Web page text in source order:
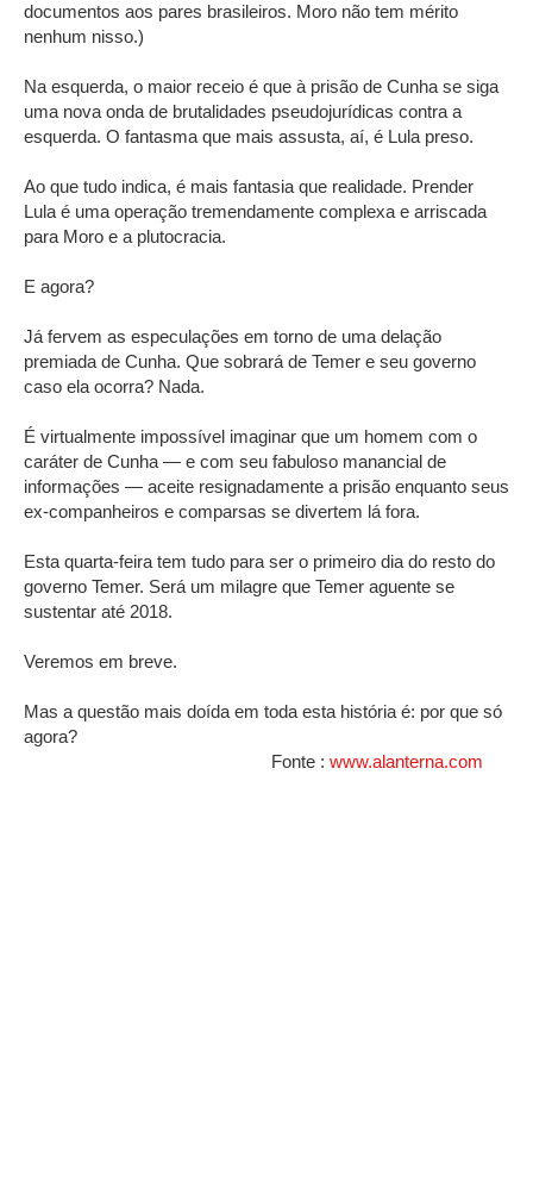
documentos aos pares brasileiros. Moro não tem mérito
nenhum nisso.)
Na esquerda, o maior receio é que à prisão de Cunha se siga
uma nova onda de brutalidades pseudojurídicas contra a
esquerda. O fantasma que mais assusta, aí, é Lula preso.
Ao que tudo indica, é mais fantasia que realidade. Prender
Lula é uma operação tremendamente complexa e arriscada
para Moro e a plutocracia.
E agora?
Já fervem as especulações em torno de uma delação
premiada de Cunha. Que sobrará de Temer e seu governo
caso ela ocorra? Nada.
É virtualmente impossível imaginar que um homem com o
caráter de Cunha — e com seu fabuloso manancial de
informações — aceite resignadamente a prisão enquanto seus
ex-companheiros e comparsas se divertem lá fora.
Esta quarta-feira tem tudo para ser o primeiro dia do resto do
governo Temer. Será um milagre que Temer aguente se
sustentar até 2018.
Veremos em breve.
Mas a questão mais doída em toda esta história é: por que só
agora?
Fonte : www.alanterna.com